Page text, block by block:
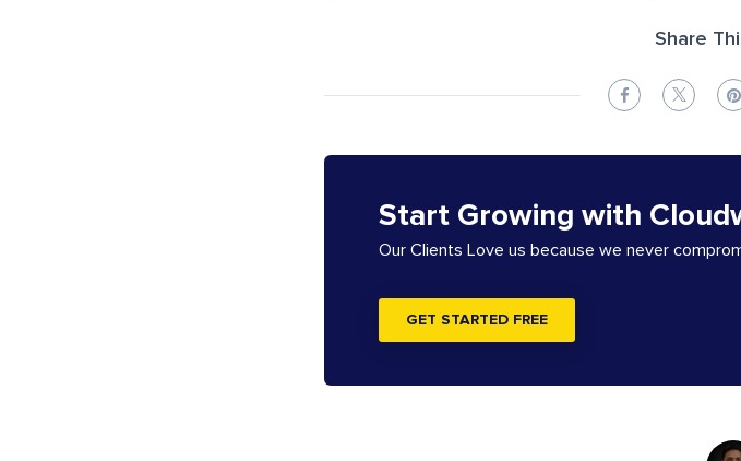
Share
Start Growing with
Our Clients Love us because we never
GET STARTED FREE